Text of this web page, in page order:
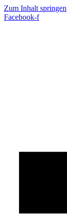
Zum Inhalt springen
Facebook-f